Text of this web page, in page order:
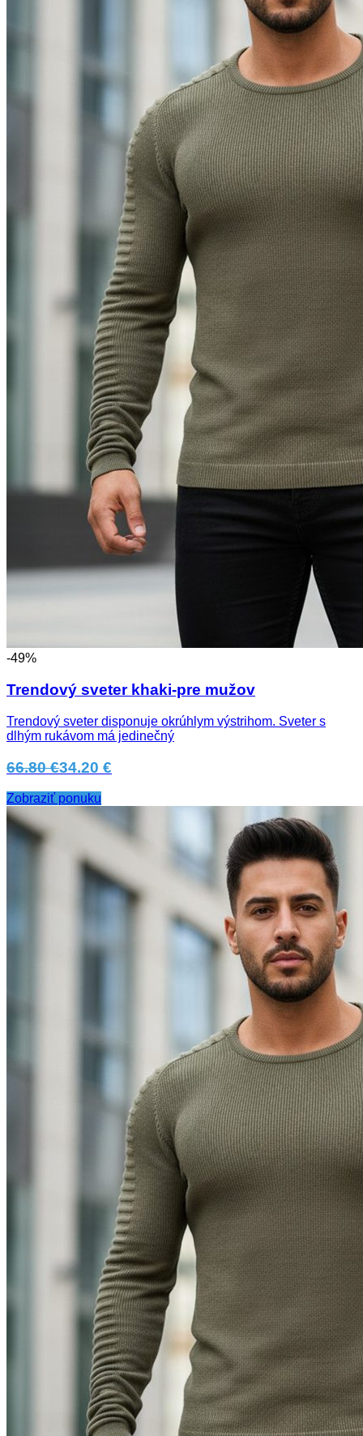
-49%
Trendový sveter khaki-pre mužov
Trendový sveter disponuje okrúhlym výstrihom. Sveter s
dlhým rukávom má jedinečný
66.80 €34.20 €
Zobraziť ponuku